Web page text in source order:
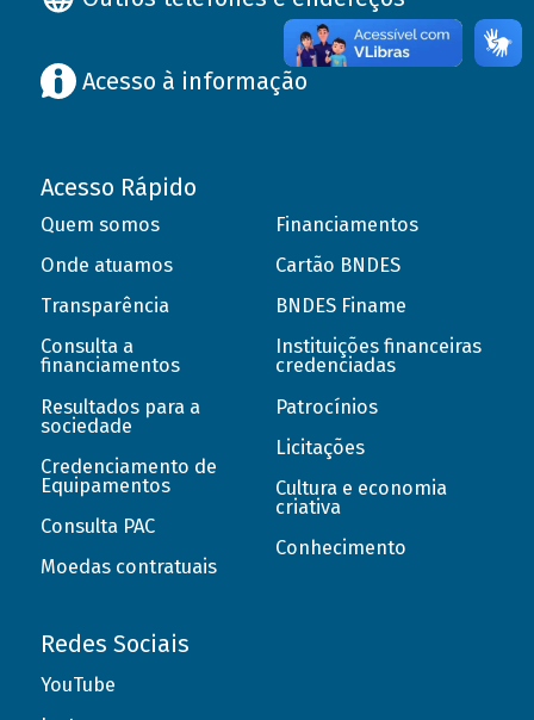
Acesso à informação
Acesso Rápido
Quem somos
Onde atuamos
Transparência
Consulta a
financiamentos
Resultados para a
sociedade
Credenciamento de
Equipamentos
Consulta PAC
Moedas contratuais
Financiamentos
Cartão BNDES
BNDES Finame
Instituições financeiras
credenciadas
Patrocínios
Licitações
Cultura e economia
criativa
Conhecimento
Redes Sociais
YouTube